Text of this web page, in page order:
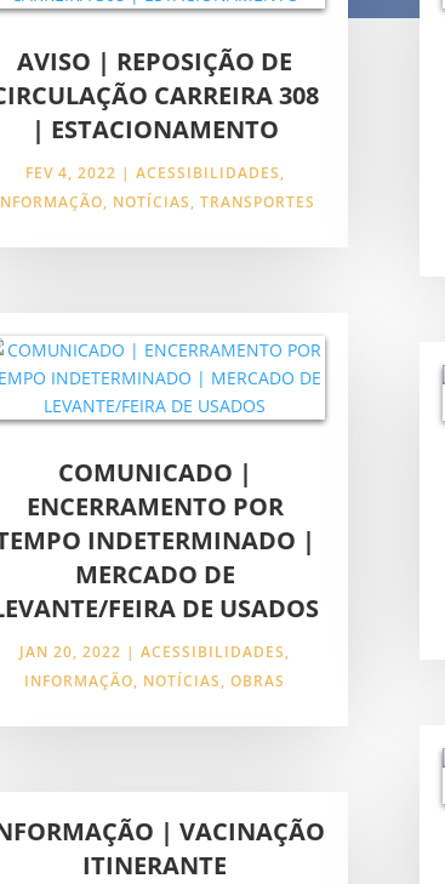
AVISO | REPOSIÇÃO DE
CARREIRA 308
| ESTACIONAMENTO
FEV 4, 2022 | ACESSIBILIDADES,
, NOTÍCIAS,TRANSPORTES
COMUNICADO |
ENCERRAMENTO POR
INDETERMINADO |
MERCADO DE
FEIRA DE USADOS
JAN 20, 2022 |ACESSIBILIDADES,
INFORMAÇÃO, NOTÍCIAS,OBRAS
| VACINAÇÃO
ITINERANTE